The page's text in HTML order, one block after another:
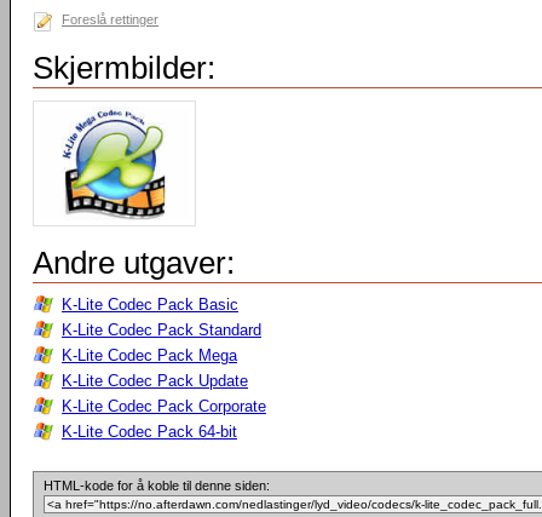
Foreslå rettinger
Skjermbilder:
Andre utgaver:
K-Lite Codec Pack Basic
K-Lite Codec Pack Standard
K-Lite Codec Pack Mega
K-Lite Codec Pack Update
K-Lite Codec Pack Corporate
K-Lite Codec Pack 64-bit
HTML-kode for å koble til denne siden: